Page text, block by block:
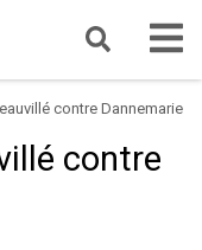
contre Dannemarie
contre